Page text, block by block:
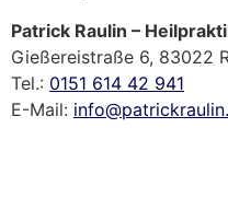
Patrick Raulin –
Gießereistraße 6, 83022
Tel.: 0151 614 42 941
E-Mail: